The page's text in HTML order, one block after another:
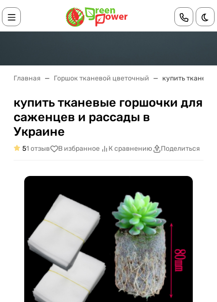
Главная Горшок тканевой цветочный купить
купить тканевые горшочки для
саженцев и рассады в
Украине
51 отзыв В избранное К сравнению Поделиться